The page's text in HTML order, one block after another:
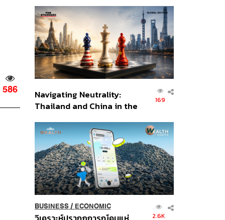
586
ส่วนยุทธศาสตร์ไทย –
อินโดนีเซีย
Navigating Neutrality:
Thailand and China in the
Order
169
BUSINESS/ ECONOMIC
2.6K